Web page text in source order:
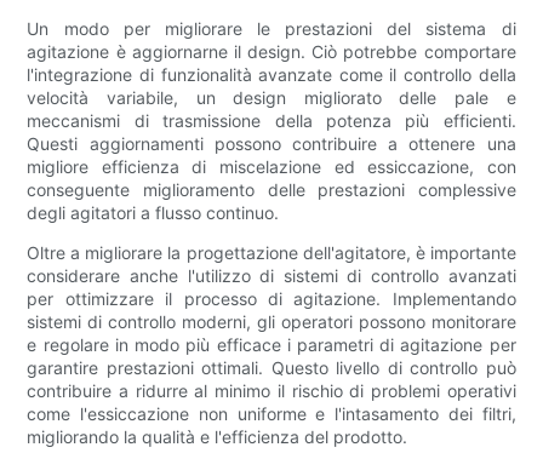
Un modo per migliorare le prestazioni del sistema di
agitazione è aggiornarne il design. Ciò potrebbe comportare
l'integrazione di funzionalità avanzate come il controllo della
velocità variabile, un design migliorato delle pale e
meccanismi di trasmissione della potenza più efficienti.
Questi aggiornamenti possono contribuire a ottenere una
migliore efficienza di miscelazione ed essiccazione, con
conseguente miglioramento delle prestazioni complessive
degli agitatori a flusso continuo.
Oltre a migliorare la progettazione dell'agitatore, è importante
considerare anche l'utilizzo di sistemi di controllo avanzati
per ottimizzare il processo di agitazione. Implementando
sistemi di controllo moderni, gli operatori possono monitorare
e regolare in modo più efficace i parametri di agitazione per
garantire prestazioni ottimali. Questo livello di controllo può
contribuire a ridurre al minimo il rischio di problemi operativi
come l'essiccazione non uniforme e l'intasamento dei filtri,
migliorando la qualità e l'efficienza del prodotto.